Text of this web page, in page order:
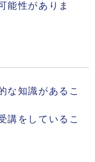
能性がありま
な知識があるこ
講をしているこ